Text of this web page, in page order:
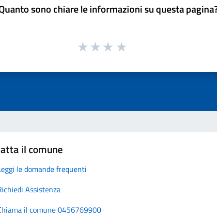
sono chiare le informazioni su questa
il comune
le domande frequenti
Assistenza
il comune 0456769900